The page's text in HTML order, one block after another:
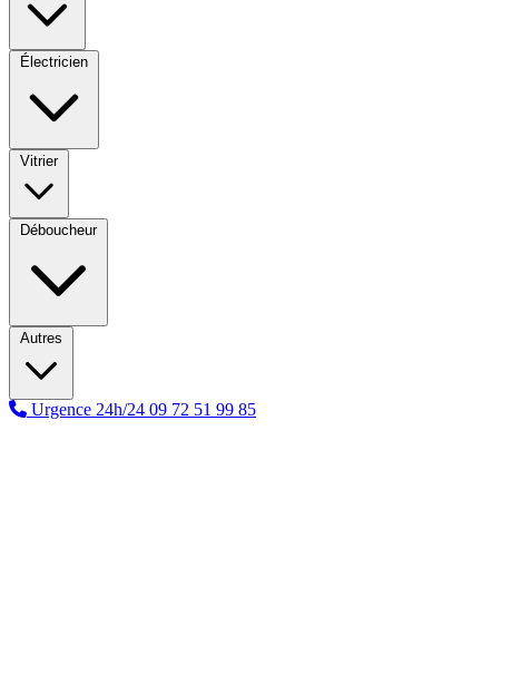
Électricien
Vitrier
Déboucheur
Autres
Urgence 24h/24 09 72 51 99 85